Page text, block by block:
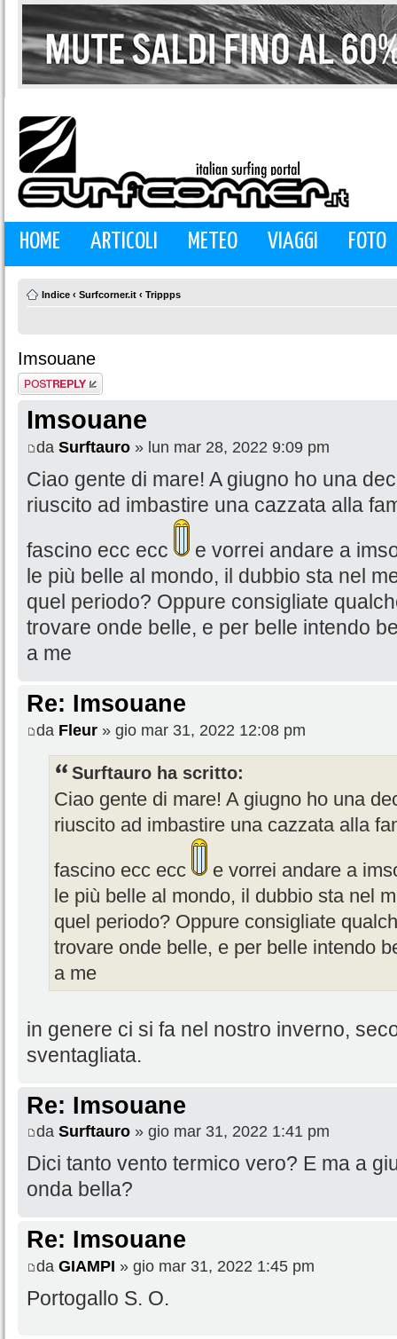
HOME ARTICOLI METEO VIAGGI FOTO
Indice ‹ Surfcorner.it ‹ Trippps
Imsouane
Rispondi al
messaggio
Imsouane
da Surftauro » lun mar 28, 2022 9:09 pm
Ciao gente di mare! A giugno ho una
riuscito ad imbastire una cazzata alla
fascino ecc ecc
e vorrei andare a
le più belle al mondo, il dubbio sta nel
quel periodo? Oppure consigliate
trovare onde belle, e per belle intendo
a me
Re: Imsouane
da Fleur » gio mar 31, 2022 12:08 pm
Surftauro ha scritto:
Ciao gente di mare! A giugno ho una
riuscito ad imbastire una cazzata alla
fascino ecc ecc
e vorrei andare a
le più belle al mondo, il dubbio sta nel
quel periodo? Oppure consigliate
trovare onde belle, e per belle intendo
a me
in genere ci si fa nel nostro inverno,
sventagliata.
Re: Imsouane
da Surftauro » gio mar 31, 2022 1:41 pm
Dici tanto vento termico vero? E ma a
onda bella?
Re: Imsouane
da GIAMPI » gio mar 31, 2022 1:45 pm
Portogallo S. O.